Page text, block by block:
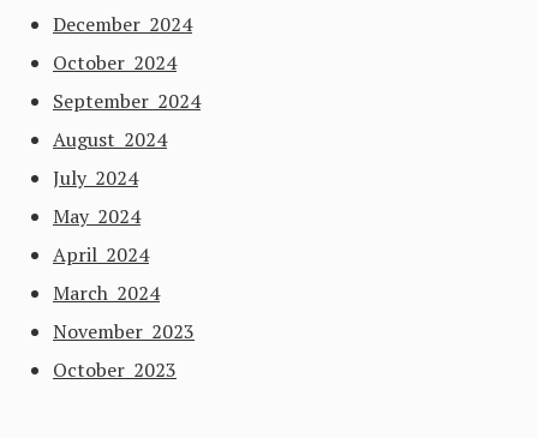
December 2024
October 2024
September 2024
August 2024
July 2024
May 2024
April 2024
March 2024
November 2023
October 2023